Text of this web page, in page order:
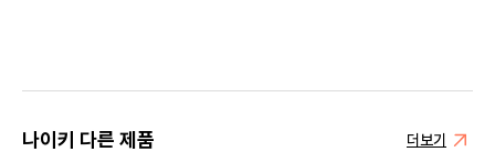
나이키 다른 제품 더보기